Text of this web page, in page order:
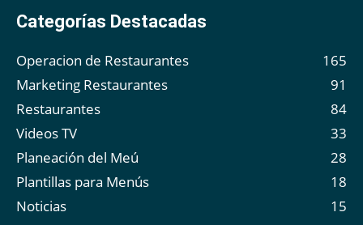
Categorías Destacadas
Operacion de Restaurantes
165
Marketing Restaurantes
91
Restaurantes
84
Videos TV
33
Planeación del Meú
28
Plantillas para Menús
18
Noticias
15